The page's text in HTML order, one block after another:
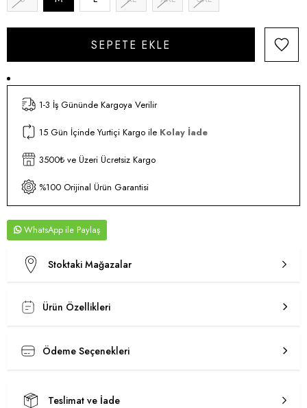
1-3 İş Gününde Kargoya Verilir
15 Gün İçinde Yurtiçi Kargo ile Kolay İade
3500₺ ve Üzeri Ücretsiz Kargo
%100 Orijinal Ürün Garantisi
WhatsApp
Stoktaki Mağazalar
Ürün Özellikleri
Ödeme Seçenekleri
Teslimat ve İade